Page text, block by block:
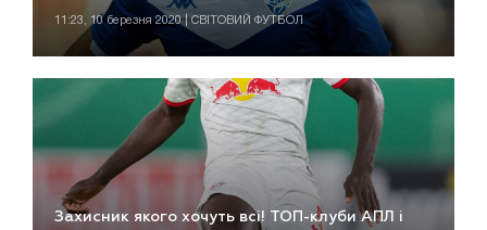
11:23, 10 березня 2020 | СВІТОВИЙ ФУТБОЛ
Захисник якого хочуть всі! ТОП-клуби АПЛ і